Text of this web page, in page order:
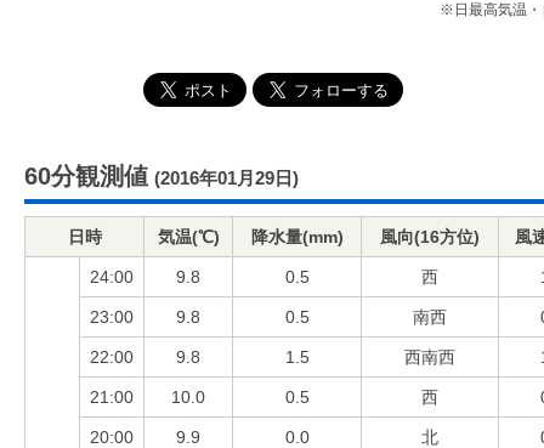
※日最高気温・
60分観測値 (2016年01月29日)
日時 気温(℃) 降水量(mm) 風向(16方位) 風
24:00 9.8 0.5 西
23:00 9.8 0.5 南西
22:00 9.8 1.5 西南西
21:00 10.0 0.5 西
20:00 9.9 0.0 北